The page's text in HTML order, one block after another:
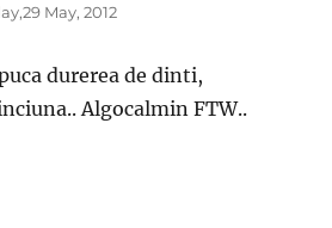
May, 2012
durerea de dinti,
Algocalmin FTW..